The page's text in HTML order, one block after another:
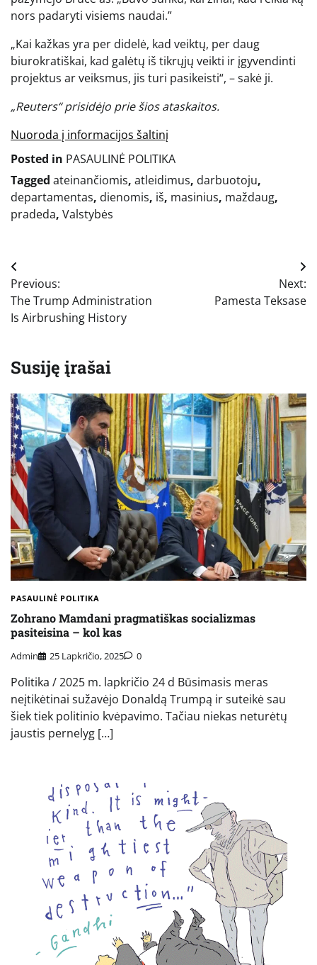
nors padaryti visiems naudai.”
„Kai kažkas yra per didelė, kad veiktų, per daug
biurokratiškai, kad galėtų iš tikrųjų veikti ir įgyvendinti
projektus ar veiksmus, jis turi pasikeisti“, – sakė ji.
„Reuters“ prisidėjo prie šios ataskaitos.
Nuoroda į informacijos šaltinį
Posted in PASAULINĖ POLITIKA
Tagged ateinančiomis, atleidimus, darbuotoju,
departamentas, dienomis, iš, masinius, maždaug,
pradeda, Valstybės
Navigacija
tarp
įrašų
Previous:
The Trump Administration
Is Airbrushing History
Next:
Pamesta Teksase
Susiję įrašai
PASAULINĖ POLITIKA
Zohrano Mamdani pragmatiškas socializmas
pasiteisina – kol kas
Admin 25 Lapkričio, 2025 0
Politika / 2025 m. lapkričio 24 d Būsimasis meras
neįtikėtinai sužavėjo Donaldą Trumpą ir suteikė sau
šiek tiek politinio kvėpavimo. Tačiau niekas neturėtų
jaustis pernelyg […]